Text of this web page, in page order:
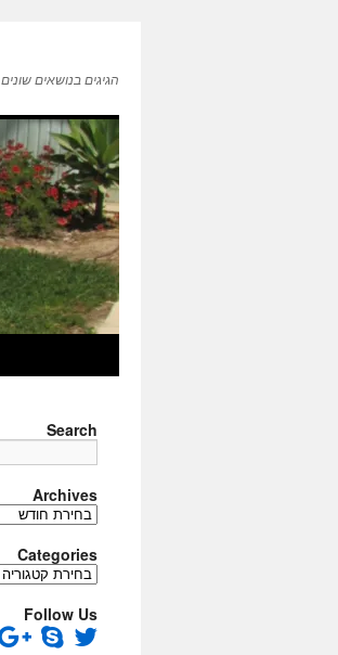
הגיגים בנושאים שונים
Search
Archives
Archives
Categories
Categories
Follow Us